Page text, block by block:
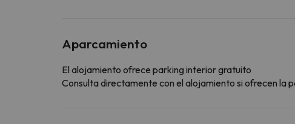
Aparcamiento
El alojamiento ofrece parking interior gratuito
Consulta directamente con el alojamiento si ofrecen la